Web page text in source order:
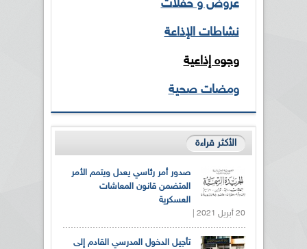
عروض و حفلات
نشاطات الإذاعة
وجوه إذاعية
ومضات صحية
الأكثر قراءة
صدور أمر رئاسي يعدل ويتمم الأمر
المتضمن قانون المعاشات
العسكرية
20 أبريل 2021 |
تأجيل الدخول المدرسي القادم إلى